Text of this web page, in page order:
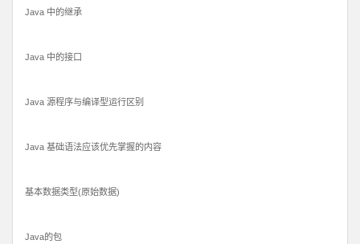
Java 中的继承
Java 中的接口
Java 源程序与编译型运行区别
Java 基础语法应该优先掌握的内容
基本数据类型(原始数据)
Java的包